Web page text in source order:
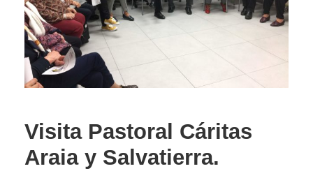
Visita Pastoral Cáritas
Araia y Salvatierra.